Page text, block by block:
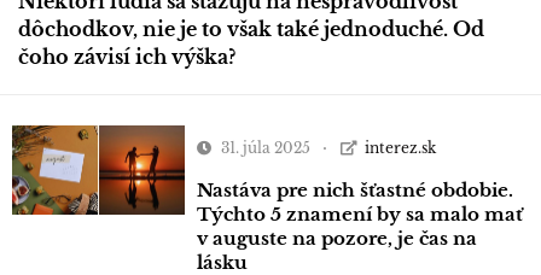
dôchodkov, nie je to však také jednoduché. Od
čoho závisí ich výška?
31. júla 2025 interez.sk
Nastáva pre nich šťastné obdobie.
Týchto 5 znamení by sa malo mať
v auguste na pozore, je čas na
lásku